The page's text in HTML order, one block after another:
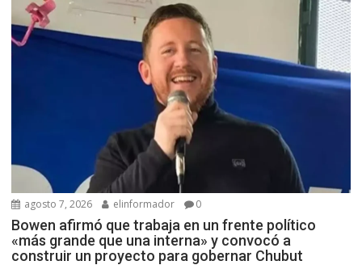
agosto 7, 2026 elinformador 0
Bowen afirmó que trabaja en un frente político
«más grande que una interna» y convocó a
construir un proyecto para gobernar Chubut